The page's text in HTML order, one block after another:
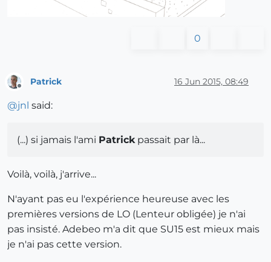
0
Patrick 16 Jun 2015, 08:49
@jnl said:
(...) si jamais l'ami Patrickpassait par là...
Voilà, voilà, j'arrive...
N'ayant pas eu l'expérience heureuse avec les
premières versions de LO (Lenteur obligée) je n'ai
pas insisté. Adebeo m'a dit que SU15 est mieux mais
je n'ai pas cette version.